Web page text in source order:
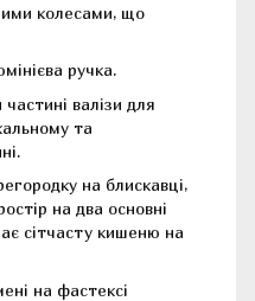
колесами, що
ручка.
частині валізи для
та
на блискавці,
на два основні
сітчасту кишеню на
на фастексі